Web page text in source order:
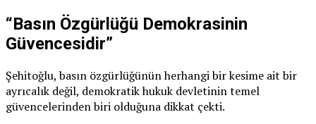
“Basın Özgürlüğü Demokrasinin
Güvencesidir”
Şehitoğlu, basın özgürlüğünün herhangi bir kesime ait bir
ayrıcalık değil, demokratik hukuk devletinin temel
güvencelerinden biri olduğuna dikkat çekti.